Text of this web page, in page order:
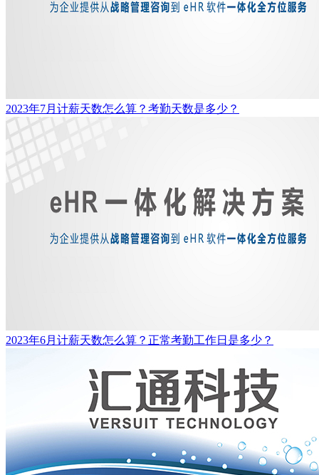
2023年7月计薪天数怎么算？考勤天数是多少？
2023年6月计薪天数怎么算？正常考勤工作日是多少？